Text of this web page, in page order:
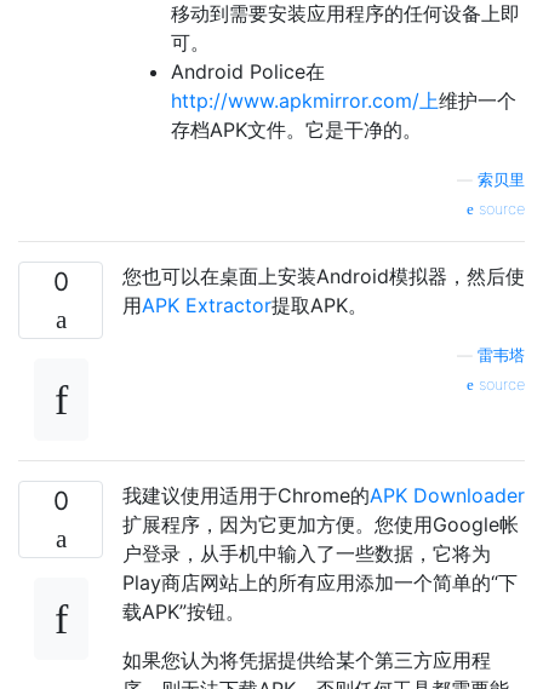
移动到需要安装应用程序的任何设备上即
可。
Android Police在
http://www.apkmirror.com/上维护一个
存档APK文件。它是干净的。
索贝里
source
0
您也可以在桌面上安装Android模拟器，然后使
用APK Extractor提取APK。
雷韦塔
source
0 我建议使用适用于Chrome的APK Downloader
扩展程序，因为它更加方便。您使用Google帐
户登录，从手机中输入了一些数据，它将为
Play商店网站上的所有应用添加一个简单的“下
载APK”按钮。
如果您认为将凭据提供给某个第三方应用程